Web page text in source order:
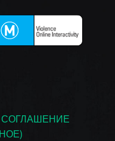
СОГЛАШЕНИЕ